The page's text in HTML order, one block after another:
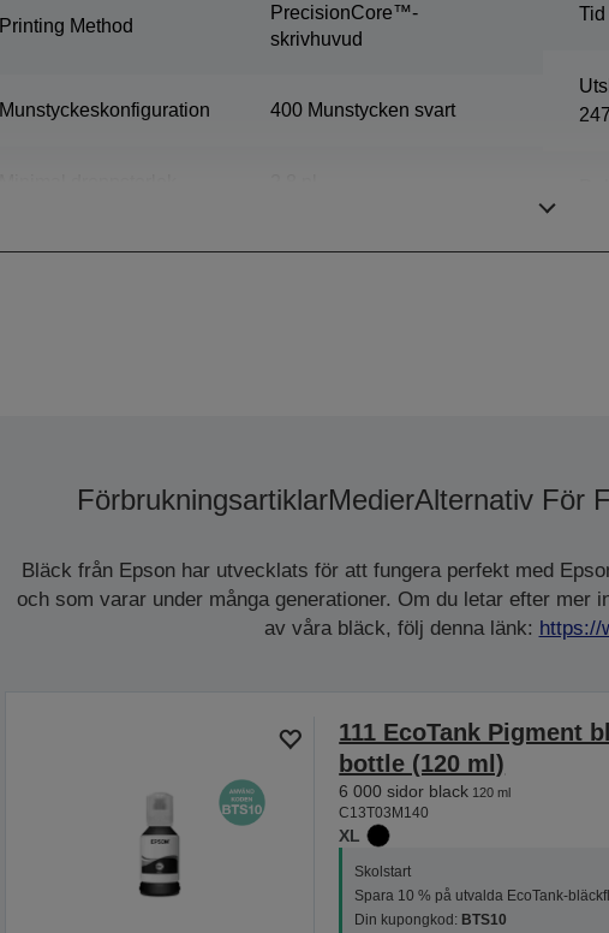
Printing Method
PrecisionCore™-
skrivhuvud
Munstyckeskonfiguration 400 Munstycken svart
Tid
FörbrukningsartiklarMedierAlternativ För
Bläck från Epson har utvecklats för att fungera perfekt med
och som varar under många generationer. Om du letar efter mer
av våra bläck, följ denna länk: https://
111 EcoTank Pigment
bottle (120 ml)
6 000 sidor black 120 ml
C13T03M140
XL
Skolstart
Spara 10 % på utvalda EcoTank-
Din kupongkod: BTS10